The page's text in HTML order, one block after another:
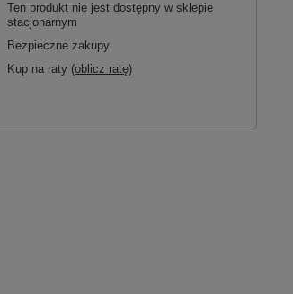
Ten produkt nie jest dostępny w sklepie
stacjonarnym
Bezpieczne zakupy
Kup na raty (oblicz ratę)